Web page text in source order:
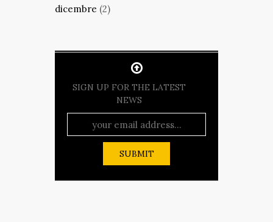
dicembre (2)
SIGN UP FOR THE LATEST
NEWS